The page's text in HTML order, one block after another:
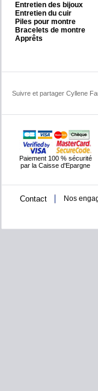
Entretien des bijoux
Entretien du cuir
Piles pour montre
Bracelets de montre
Apprêts
Suivre et partager Cyllene
Paiement 100 % sécurité
par la Caisse d'Epargne
Contact Nos